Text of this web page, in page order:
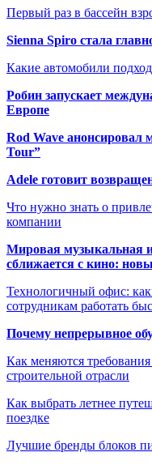
Первый раз в бассейн
Sienna Spiro стала
Какие автомобили
Робин запускает
Европе
Rod Wave анонсировал
Tour”
Adele готовит
Что нужно знать о
компании
Мировая музыкальная
сближается с кино:
Технологичный офис:
сотрудникам работать
Почему непрерывное
Как меняются
строительной отрасли
Как выбрать летнее
поездке
Лучшие бренды блоков